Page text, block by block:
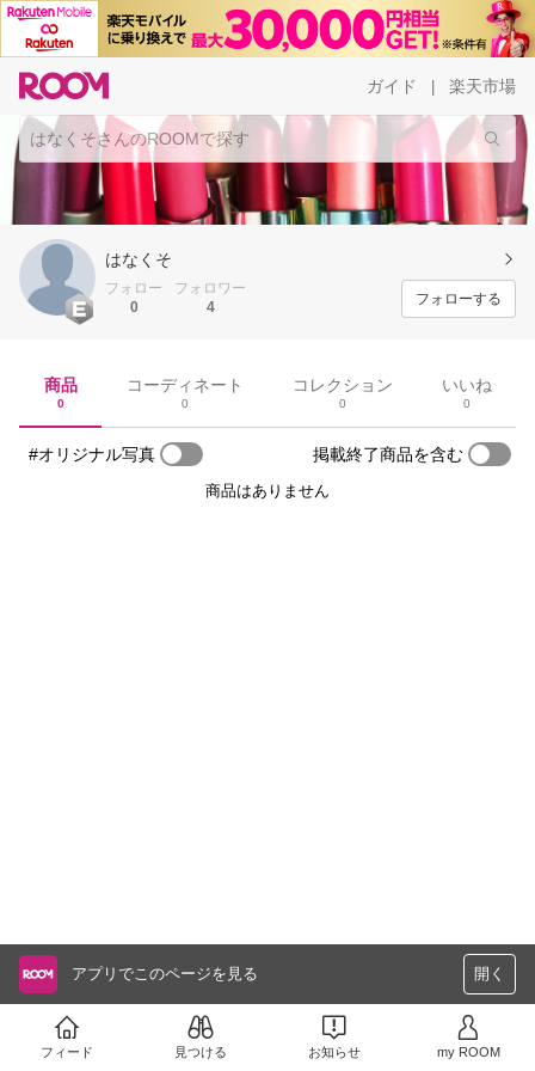
ガイド 楽天市場
はなくそ
フォロー
0
フォロワー
4
フォローする
商品
0
コーディネート
0
コレクション
0
いいね
0
#オリジナル写真 掲載終了商品を含む
商品はありません
アプリでこのページを見る 開く
フィード 見つける お知らせ my ROOM